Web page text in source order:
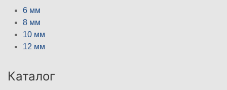
6 мм
8 мм
10 мм
12 мм
Каталог